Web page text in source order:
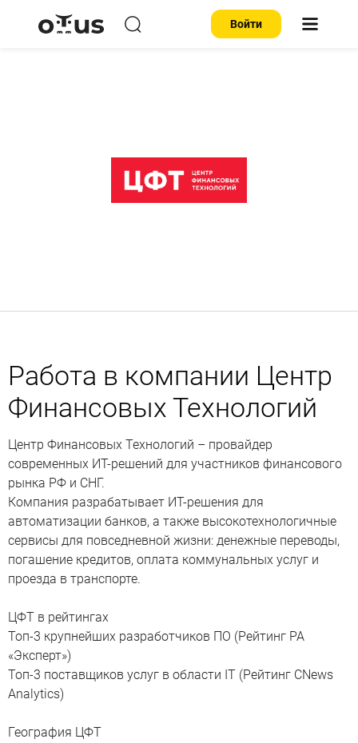
Войти
Работа в компании Центр
Финансовых Технологий
Центр Финансовых Технологий – провайдер
современных ИТ-решений для участников финансового
рынка РФ и СНГ.
Компания разрабатывает ИТ-решения для
автоматизации банков, а также высокотехнологичные
сервисы для повседневной жизни: денежные переводы,
погашение кредитов, оплата коммунальных услуг и
проезда в транспорте.
ЦФТ в рейтингах
Топ-3 крупнейших разработчиков ПО (Рейтинг РА
«Эксперт»)
Топ-3 поставщиков услуг в области IT (Рейтинг CNews
Analytics)
География ЦФТ